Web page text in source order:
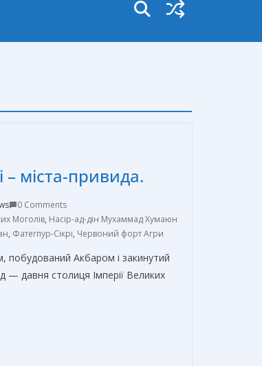
– міста-привида.
0 Comments
Моголів, Насір-ад-дін Мухаммад Хумаюн
, Фатегпур-Сікрі, Червоний форт Агри
побудований Акбаром і закинутий
— давня столиця Імперії Великих